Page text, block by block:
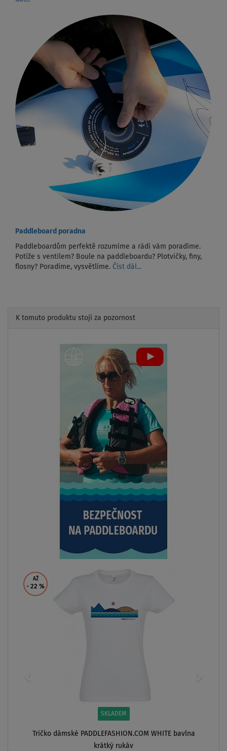
Paddleboard poradna
Paddleboardům perfektě rozumíme a rádi vám poradíme.
Potíže s ventilem? Boule na paddleboardu? Plotvičky, finy,
flosny? Poradíme, vysvětlíme. Číst dál...
K tomuto produktu stojí za pozornost
AŽ
- 22 %
SKLADEM
Tričko dámské PADDLEFASHION.COM WHITE bavlna
krátký rukáv
Previous